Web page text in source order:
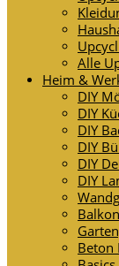
Alle
Heim &
DIY
DIY
DIY
DIY
DIY
DIY
Beton